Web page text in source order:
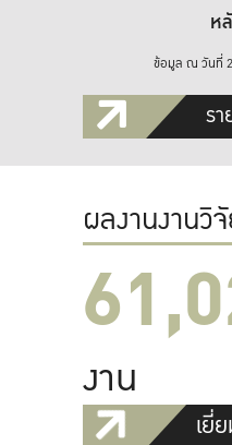
ห
ข้อมูล ณ วันที่
ร
ผลงานงานวิ
งาน
เยี่